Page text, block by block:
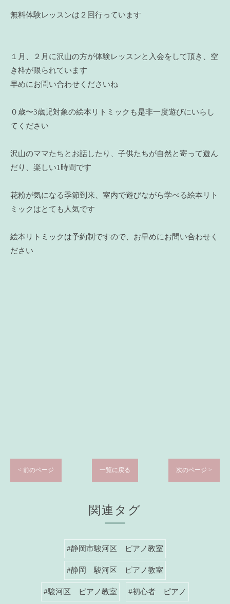
無料体験レッスンは２回行っています
１月、２月に沢山の方が体験レッスンと入会をして頂き、空
き枠が限られています
早めにお問い合わせくださいね
０歳〜3歳児対象の絵本リトミックも是非一度遊びにいらし
てください
沢山のママたちとお話したり、子供たちが自然と寄って遊ん
だり、楽しい1時間です
花粉が気になる季節到来、室内で遊びながら学べる絵本リト
ミックはとても人気です
絵本リトミックは予約制ですので、お早めにお問い合わせく
ださい
< 前のページ 一覧に戻る 次のページ >
関連タグ
#静岡市駿河区 ピアノ教室
#静岡 駿河区 ピアノ教室
#駿河区 ピアノ教室 #初心者 ピアノ